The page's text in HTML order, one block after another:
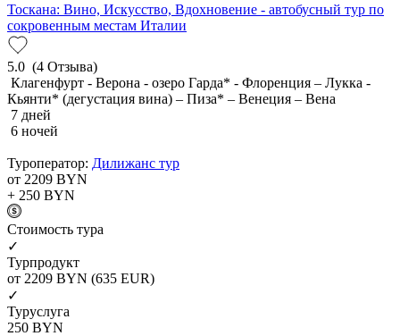
Тоскана: Вино, Искусство, Вдохновение - автобусный тур по
сокровенным местам Италии
5.0 (4 Отзыва)
Клагенфурт - Верона - озеро Гарда* - Флоренция – Лукка -
Кьянти* (дегустация вина) – Пиза* – Венеция – Вена
7 дней
6 ночей
Туроператор: Дилижанс тур
от 2209 BYN
+ 250 BYN
Cтоимость тура
✓
Турпродукт
от 2209 BYN (635 EUR)
✓
Туруслуга
250 BYN